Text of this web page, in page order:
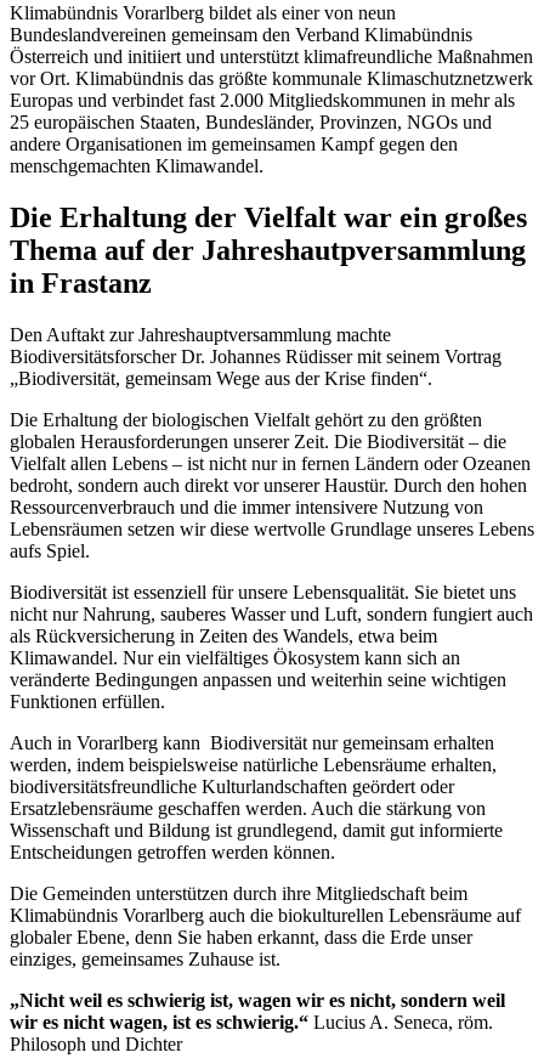
Klimabündnis Vorarlberg bildet als einer von neun
Bundeslandvereinen gemeinsam den Verband Klimabündnis
Österreich und initiiert und unterstützt klimafreundliche Maßnahmen
vor Ort. Klimabündnis das größte kommunale Klimaschutznetzwerk
Europas und verbindet fast 2.000 Mitgliedskommunen in mehr als
25 europäischen Staaten, Bundesländer, Provinzen, NGOs und
andere Organisationen im gemeinsamen Kampf gegen den
menschgemachten Klimawandel.
Die Erhaltung der Vielfalt war ein großes
Thema auf der Jahreshautpversammlung
in Frastanz
Den Auftakt zur Jahreshauptversammlung machte
Biodiversitätsforscher Dr. Johannes Rüdisser mit seinem Vortrag
„Biodiversität, gemeinsam Wege aus der Krise finden“.
Die Erhaltung der biologischen Vielfalt gehört zu den größten
globalen Herausforderungen unserer Zeit. Die Biodiversität – die
Vielfalt allen Lebens – ist nicht nur in fernen Ländern oder Ozeanen
bedroht, sondern auch direkt vor unserer Haustür. Durch den hohen
Ressourcenverbrauch und die immer intensivere Nutzung von
Lebensräumen setzen wir diese wertvolle Grundlage unseres Lebens
aufs Spiel.
Biodiversität ist essenziell für unsere Lebensqualität. Sie bietet uns
nicht nur Nahrung, sauberes Wasser und Luft, sondern fungiert auch
als Rückversicherung in Zeiten des Wandels, etwa beim
Klimawandel. Nur ein vielfältiges Ökosystem kann sich an
veränderte Bedingungen anpassen und weiterhin seine wichtigen
Funktionen erfüllen.
Auch in Vorarlberg kann Biodiversität nur gemeinsam erhalten
werden, indem beispielsweise natürliche Lebensräume erhalten,
biodiversitätsfreundliche Kulturlandschaften geördert oder
Ersatzlebensräume geschaffen werden. Auch die stärkung von
Wissenschaft und Bildung ist grundlegend, damit gut informierte
Entscheidungen getroffen werden können.
Die Gemeinden unterstützen durch ihre Mitgliedschaft beim
Klimabündnis Vorarlberg auch die biokulturellen Lebensräume auf
globaler Ebene, denn Sie haben erkannt, dass die Erde unser
einziges, gemeinsames Zuhause ist.
„Nicht weil es schwierig ist, wagen wir es nicht, sondern weil
wir es nicht wagen, ist es schwierig.“ Lucius A. Seneca, röm.
Philosoph und Dichter